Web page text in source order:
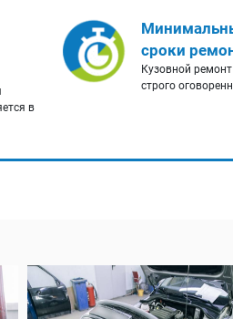
в
сроки
Кузовной
строго